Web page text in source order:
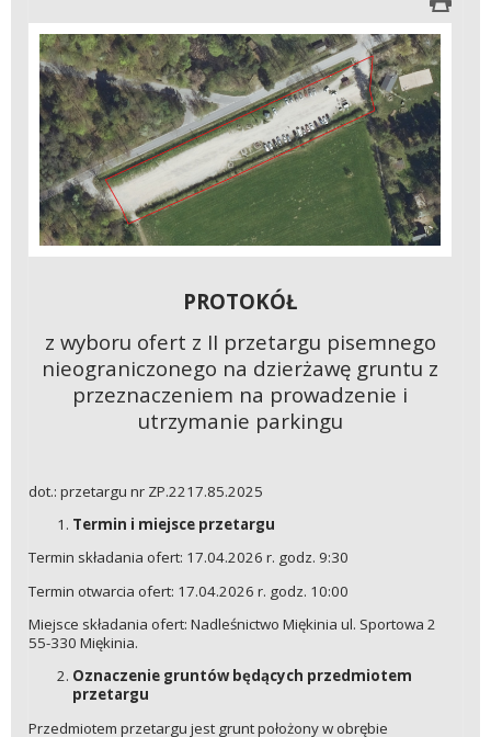
PROTOKÓŁ
z wyboru ofert z II przetargu pisemnego
nieograniczonego na dzierżawę gruntu z
przeznaczeniem na prowadzenie i
utrzymanie parkingu
dot.: przetargu nr ZP.2217.85.2025
Termin i miejsce przetargu
Termin składania ofert: 17.04.2026 r. godz. 9:30
Termin otwarcia ofert: 17.04.2026 r. godz. 10:00
Miejsce składania ofert: Nadleśnictwo Miękinia ul. Sportowa 2
55-330 Miękinia.
Oznaczenie gruntów będących przedmiotem
przetargu
Przedmiotem przetargu jest grunt położony w obrębie